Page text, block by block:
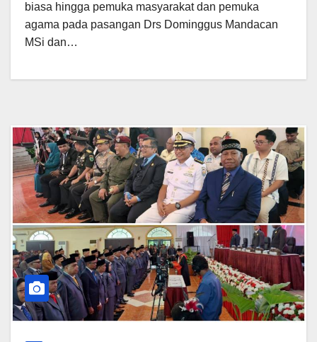
biasa hingga pemuka masyarakat dan pemuka
agama pada pasangan Drs Dominggus Mandacan
MSi dan…